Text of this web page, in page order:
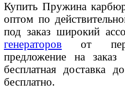
Купить Пружина
оптом по
под заказ широкий
генераторов от
предложение на
бесплатная доставка
бесплатно.